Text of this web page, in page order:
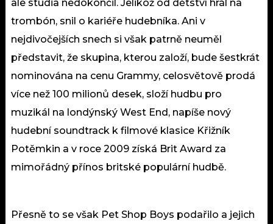
ale studia nedokončil. Jelikož od dětství hrál na
trombón, snil o kariéře hudebníka. Ani v
nejdivočejších snech si však patrně neuměl
představit, že skupina, kterou založí, bude šestkrát
nominována na cenu Grammy, celosvětově prodá
více než 100 milionů desek, složí hudbu pro
muzikál na londýnský West End, napíše nový
hudební soundtrack k filmové klasice Křižník
Potěmkin a v roce 2009 získá Brit Award za
mimořádný přínos britské populární hudbě.
Přesně to se však Pet Shop Boys podařilo a jejich